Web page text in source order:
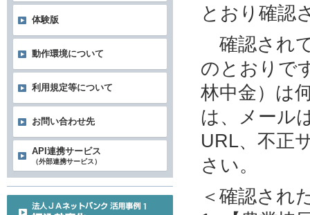
とおり確認
確認され
のとおりで
林中金）は
は、メール
URL、不正
さい。
＜確認され
体験版
動作環境について
利用規定等について
お問い合わせ先
API連携サービス
（外部連携サービス）